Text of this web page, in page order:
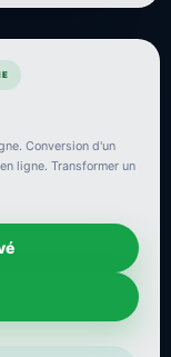
Conversion d'un
ligne. Transformer un